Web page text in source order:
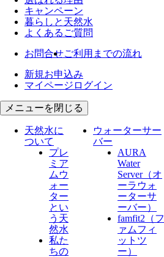
キャンペーン
暮らしと天然水
よくあるご質問
お問合せご利用までの流れ
新規お申込み
マイページログイン
メニューを閉じる
天然水に
ついて
プレ
ミア
ムウ
ォー
ター
とい
う天
然水
私た
ちの
ウォーターサー
バー
AURA
Water
Server​（オ
ーラウォ
ーターサ
ーバー）
famfit2（フ
ァムフィ
ットツ
ー）